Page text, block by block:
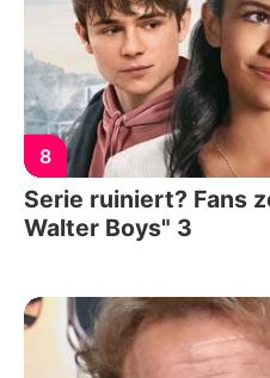
8
Serie ruiniert? Fans
Walter Boys" 3